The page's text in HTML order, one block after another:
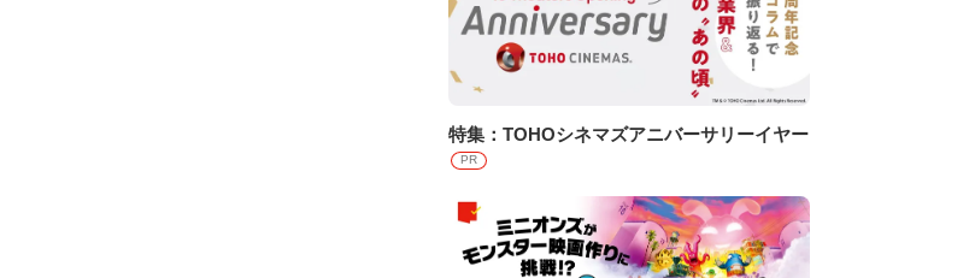
特集：TOHOシネマズアニバーサリーイヤー
PR